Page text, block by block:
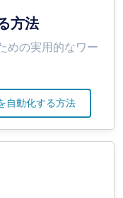
方法
めの実用的なワー
自動化する方法